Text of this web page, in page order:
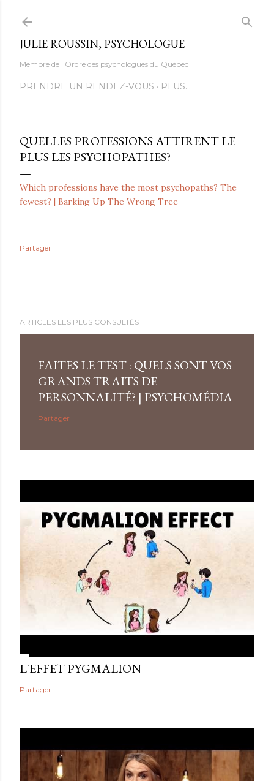
JULIE ROUSSIN, PSYCHOLOGUE
Membre de l'Ordre des psychologues du Québec
PRENDRE UN RENDEZ-VOUS PLUS…
QUELLES PROFESSIONS ATTIRENT LE
PLUS LES PSYCHOPATHES?
Which professions have the most psychopaths? The
fewest? | Barking Up The Wrong Tree
Partager
ARTICLES LES PLUS CONSULTÉS
FAITES LE TEST : QUELS SONT VOS
GRANDS TRAITS DE
PERSONNALITÉ? | PSYCHOMÉDIA
Partager
L'EFFET PYGMALION
Partager